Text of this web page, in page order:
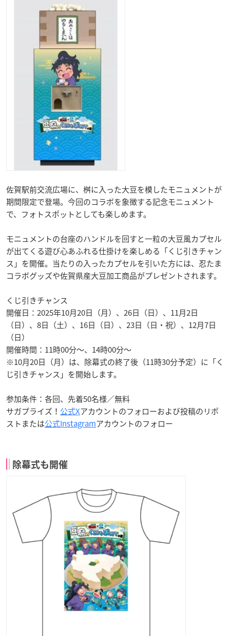
佐賀駅前交流広場に、桝に入った大豆を模したモニュメントが
期間限定で登場。今回のコラボを象徴する記念モニュメント
で、フォトスポットとしても楽しめます。
モニュメントの台座のハンドルを回すと一粒の大豆風カプセル
が出てくる遊び心あふれる仕掛けを楽しめる「くじ引きチャン
ス」を開催。当たりの入ったカプセルを引いた方には、忍たま
コラボグッズや佐賀県産大豆加工商品がプレゼントされます。
くじ引きチャンス
開催日：2025年10月20日（月）、26日（日）、11月2日
（日）、8日（土）、16日（日）、23日（日・祝）、12月7日
（日）
開催時間：11時00分〜、14時00分〜
※10月20日（月）は、除幕式の終了後（11時30分予定）に「く
じ引きチャンス」を開始します。
参加条件：各回、先着50名様／無料
サガプライズ！ 公式Xアカウントのフォローおよび投稿のリポ
ストまたは公式Instagramアカウントのフォロー
除幕式も開催